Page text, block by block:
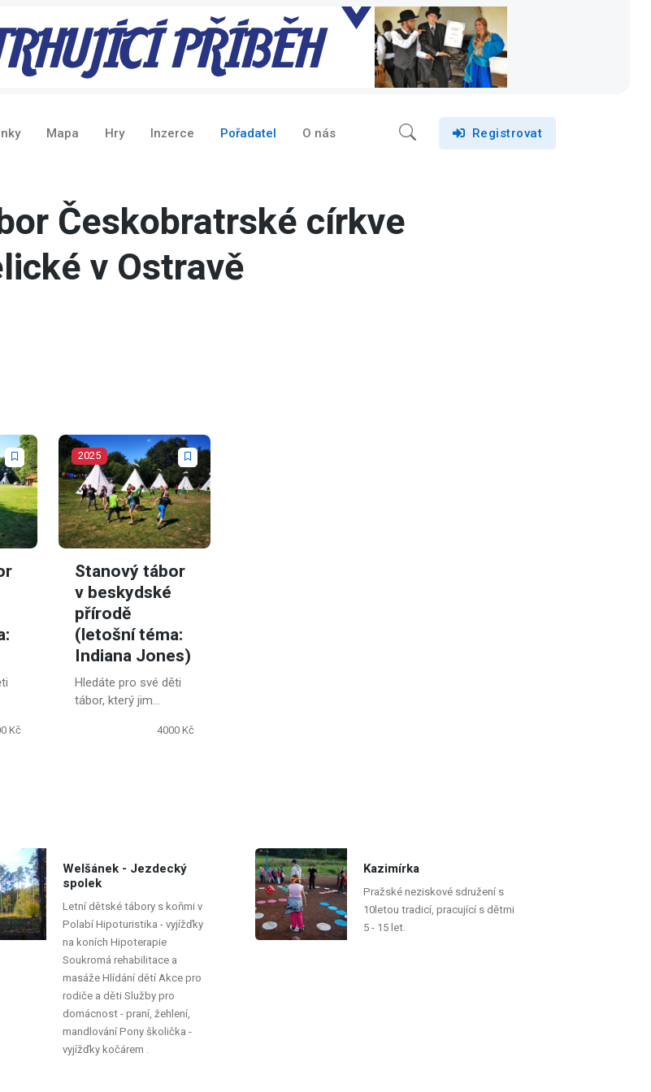
Mapa Hry Inzerce Pořadatel O nás Registrovat
Českobratrské církve
v Ostravě
Kč
2025
Stanový tábor
v beskydské
přírodě
(letošní téma:
Indiana Jones)
Hledáte pro své děti
tábor, který jim
4000 Kč
Welšánek - Jezdecký
spolek
Letní dětské tábory s koňmi v
Polabí Hipoturistika - vyjížďky
na koních Hipoterapie
Soukromá rehabilitace a
masáže Hlídání dětí Akce pro
rodiče a děti Služby pro
domácnost - praní, žehlení,
mandlování Pony školička -
vyjížďky kočárem .
Kazimírka
Pražské neziskové sdružení s
10letou tradicí, pracující s dětmi
5 - 15 let.